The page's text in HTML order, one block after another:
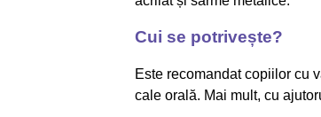
Cui se potrivește?
Este recomandat copiilor cu
cale orală. Mai mult, cu